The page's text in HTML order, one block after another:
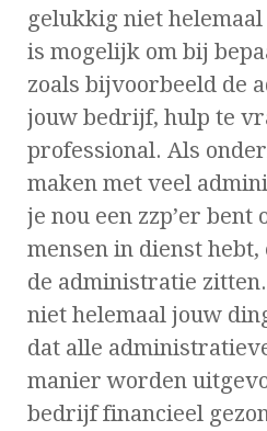
gelukkig niet
is mogelijk om bij
zoals bijvoorbeeld de
jouw bedrijf, hulp te
professional. Als
maken met veel
je nou een zzp’er bent
mensen in dienst
de administratie
niet helemaal jouw
dat alle
manier worden
bedrijf financieel